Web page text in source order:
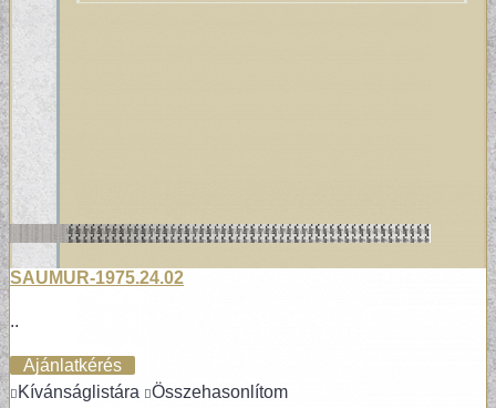
SAUMUR-1975.24.02
..
Ajánlatkérés
Kívánságlistára
Összehasonlítom